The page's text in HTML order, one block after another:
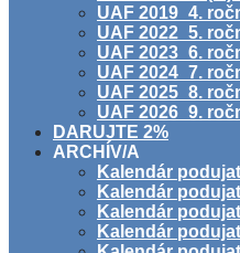
UAF 2019_4.
UAF 2022_5.
UAF 2023_6.
UAF 2024_7.
UAF 2025_8.
UAF 2026_9.
DARUJTE 2%
ARCHÍV/A
Kalendár
Kalendár
Kalendár
Kalendár